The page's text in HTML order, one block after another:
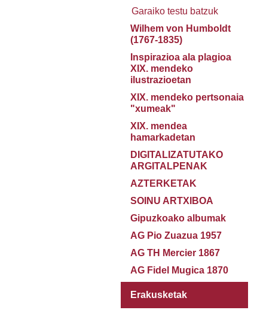
Garaiko testu batzuk
Wilhem von Humboldt
(1767-1835)
Inspirazioa ala plagioa
XIX. mendeko
ilustrazioetan
XIX. mendeko pertsonaia
"xumeak"
XIX. mendea
hamarkadetan
DIGITALIZATUTAKO
ARGITALPENAK
AZTERKETAK
SOINU ARTXIBOA
Gipuzkoako albumak
AG Pio Zuazua 1957
AG TH Mercier 1867
AG Fidel Mugica 1870
Erakusketak